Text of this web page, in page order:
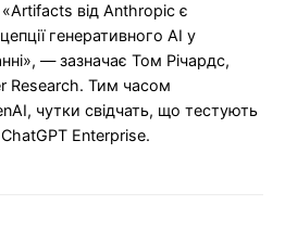
від Anthropic є
генеративного AI у
— зазначає Том Річардс,
Research. Тим часом
чутки свідчать, що тестують
Enterprise.